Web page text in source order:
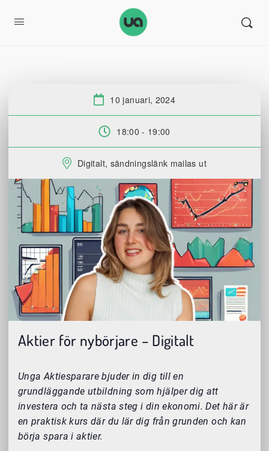
Datum:
10 januari, 2024
Tid:
18:00 - 19:00
Plats:
Digitalt, sändningslänk mailas ut
Aktier för nybörjare – Digitalt
Unga Aktiesparare bjuder in dig till en
grundläggande utbildning som hjälper dig att
investera och ta nästa steg i din ekonomi. Det här är
en praktisk kurs där du lär dig från grunden och kan
börja spara i aktier.